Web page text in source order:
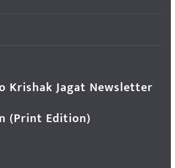
Krishak Jagat Newsletter
(Print Edition)